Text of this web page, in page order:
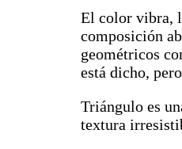
El color vibra,
composición
geométricos
está dicho,
Triángulo es
textura